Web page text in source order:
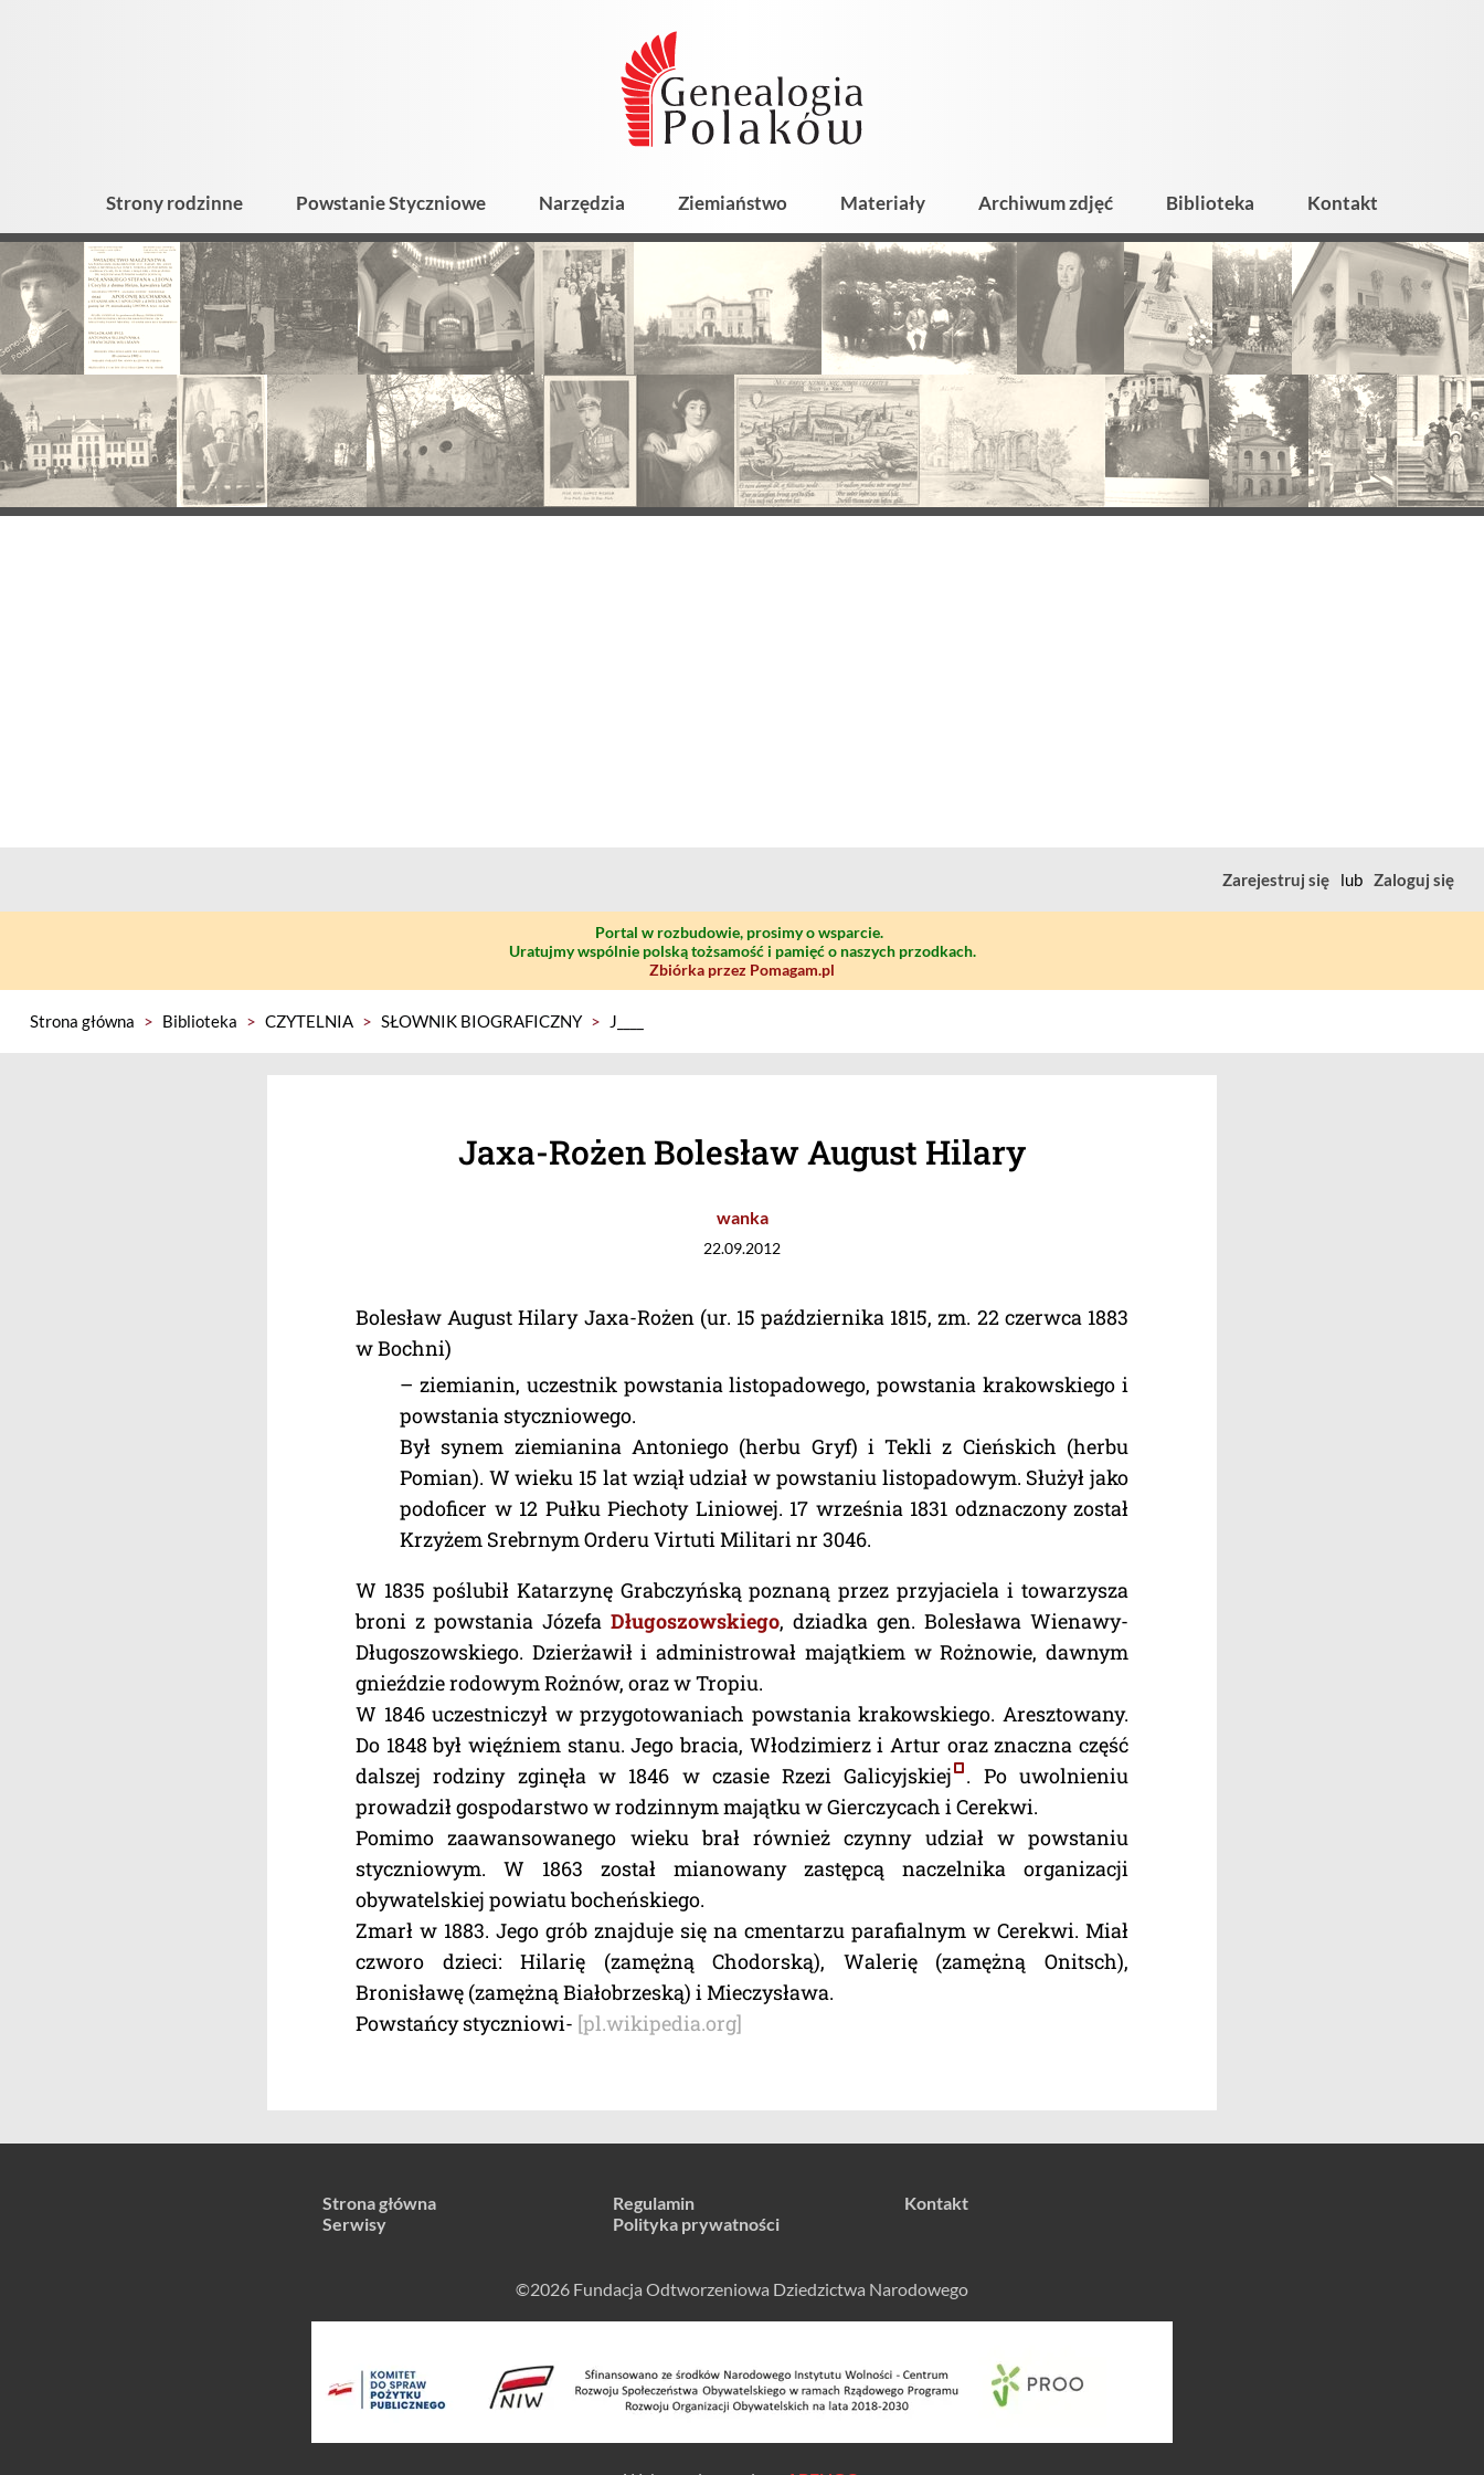
Strony rodzinne Powstanie Styczniowe Narzędzia Ziemiaństwo Materiały Archiwum zdjęć Biblioteka Kontakt
Zarejestruj się lub Zaloguj się
Portal w rozbudowie, prosimy o wsparcie.
Uratujmy wspólnie polską tożsamość i pamięć o naszych przodkach.
Zbiórka przez Pomagam.pl
Strona główna > Biblioteka > CZYTELNIA > SŁOWNIK BIOGRAFICZNY > J____
Jaxa-Rożen Bolesław August Hilary
wanka
22.09.2012
Bolesław August Hilary Jaxa-Rożen (ur. 15 października 1815, zm. 22 czerwca 1883
w Bochni)
– ziemianin, uczestnik powstania listopadowego, powstania krakowskiego i
powstania styczniowego.
Był synem ziemianina Antoniego (herbu Gryf) i Tekli z Cieńskich (herbu
Pomian). W wieku 15 lat wziął udział w powstaniu listopadowym. Służył jako
podoficer w 12 Pułku Piechoty Liniowej. 17 września 1831 odznaczony został
Krzyżem Srebrnym Orderu Virtuti Militari nr 3046.
W 1835 poślubił Katarzynę Grabczyńską poznaną przez przyjaciela i towarzysza
broni z powstania Józefa Długoszowskiego, dziadka gen. Bolesława Wienawy-
Długoszowskiego. Dzierżawił i administrował majątkiem w Rożnowie, dawnym
gnieździe rodowym Rożnów, oraz w Tropiu.
W 1846 uczestniczył w przygotowaniach powstania krakowskiego. Aresztowany.
Do 1848 był więźniem stanu. Jego bracia, Włodzimierz i Artur oraz znaczna część
dalszej rodziny zginęła w 1846 w czasie Rzezi Galicyjskiej
. Po uwolnieniu
prowadził gospodarstwo w rodzinnym majątku w Gierczycach i Cerekwi.
Pomimo zaawansowanego wieku brał również czynny udział w powstaniu
styczniowym. W 1863 został mianowany zastępcą naczelnika organizacji
obywatelskiej powiatu bocheńskiego.
Zmarł w 1883. Jego grób znajduje się na cmentarzu parafialnym w Cerekwi. Miał
czworo dzieci: Hilarię (zamężną Chodorską), Walerię (zamężną Onitsch),
Bronisławę (zamężną Białobrzeską) i Mieczysława.
Powstańcy styczniowi- [pl.wikipedia.org]
Strona główna
Serwisy
Regulamin
Polityka prywatności
Kontakt
©2026 Fundacja Odtworzeniowa Dziedzictwa Narodowego